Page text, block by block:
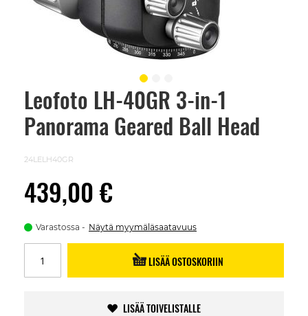
Leofoto LH-40GR 3-in-1
Panorama Geared Ball Head
24LELH40GR
439,00 €
Varastossa Näytä myymäläsaatavuus
LISÄÄ OSTOSKORIIN
LISÄÄ TOIVELISTALLE
Skip
beginning
images